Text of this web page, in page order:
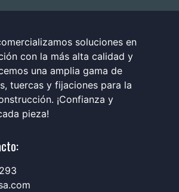
soluciones en
con la más alta calidad y
una amplia gama de
tuercas y fijaciones para la
¡Confianza y
pieza!